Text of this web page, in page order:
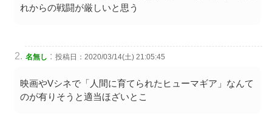
れからの戦闘が厳しいと思う
名無し : 投稿日：2020/03/14(土) 21:05:45
映画やVシネで「人間に育てられたヒューマギア」なんて
のが有りそうと適当ほざいとこ